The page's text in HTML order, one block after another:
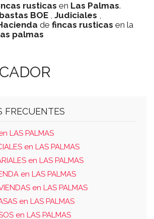
rusticas en Las Palmas.
BOE , Judiciales ,
de fincas rusticas en la
palmas
FRECUENTES
LAS PALMAS
en LAS PALMAS
en LAS PALMAS
en LAS PALMAS
en LAS PALMAS
en LAS PALMAS
en LAS PALMAS